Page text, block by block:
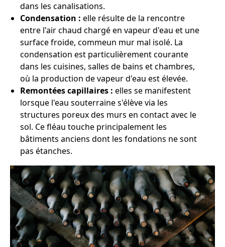
dans les canalisations.
Condensation : elle résulte de la rencontre
entre l'air chaud chargé en vapeur d'eau et une
surface froide, commeun mur mal isolé. La
condensation est particulièrement courante
dans les cuisines, salles de bains et chambres,
où la production de vapeur d'eau est élevée.
Remontées capillaires : elles se manifestent
lorsque l'eau souterraine s'élève via les
structures poreux des murs en contact avec le
sol. Ce fléau touche principalement les
bâtiments anciens dont les fondations ne sont
pas étanches.